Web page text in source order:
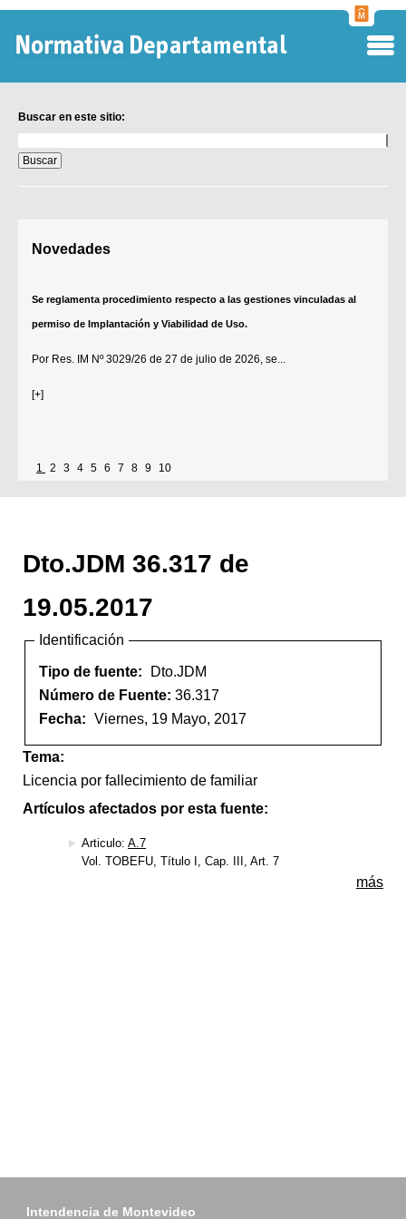
Buscar en este sitio:
en
este
sitio:
Novedades
Se reglamenta procedimiento respecto a las gestiones vinculadas al
permiso de Implantación y Viabilidad de Uso.
Por Res. IM Nº 3029/26 de 27 de julio de 2026, se...
[+]
1 2 3 4 5 6 7 8 9 10
Dto.JDM 36.317 de
19.05.2017
Identificación
Tipo de fuente:
Dto.JDM
Número de Fuente: 36.317
Fecha: Viernes, 19 Mayo, 2017
Tema:
Licencia por fallecimiento de familiar
Artículos afectados por esta fuente:
Articulo: A.7
Vol. TOBEFU, Título I, Cap. III, Art. 7
más
Intendencia de Montevideo